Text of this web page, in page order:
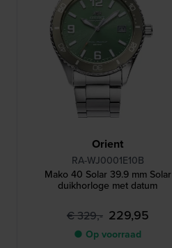
Orient
RA-WJ0001E10B
Mako 40 Solar 39.9 mm Solar
duikhorloge met datum
€ 329,- 229,95
● Op voorraad